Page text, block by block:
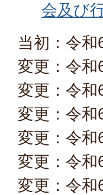
会及び
当初：令
変更：令
変更：令
変更：令
変更：令
変更：令
変更：令和